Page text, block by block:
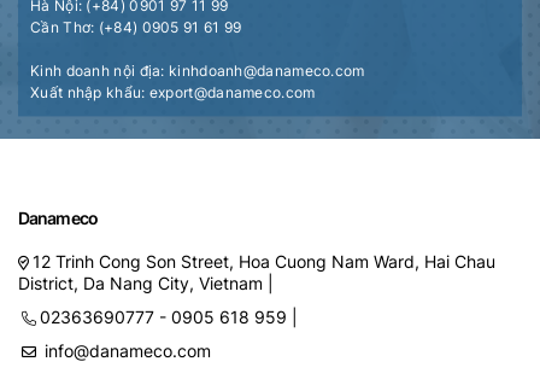
Hà Nội: (+84) 0901 97 11 99
Cần Thơ: (+84) 0905 91 61 99
Kinh doanh nội địa: kinhdoanh@danameco.com
Xuất nhập khẩu: export@danameco.com
Danameco
12 Trinh Cong Son Street, Hoa Cuong Nam Ward, Hai Chau
District, Da Nang City, Vietnam |
02363690777 - 0905 618 959 |
info@danameco.com